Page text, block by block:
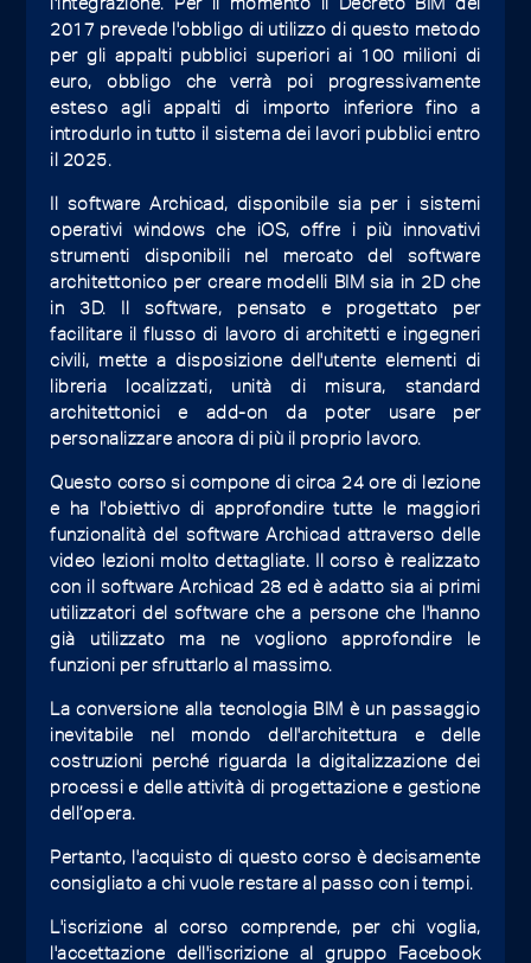
2017 prevede l'obbligo di utilizzo di questo metodo
per gli appalti pubblici superiori ai 100 milioni di
euro, obbligo che verrà poi progressivamente
esteso agli appalti di importo inferiore fino a
introdurlo in tutto il sistema dei lavori pubblici entro
il 2025.
Il software Archicad, disponibile sia per i sistemi
operativi windows che iOS, offre i più innovativi
strumenti disponibili nel mercato del software
architettonico per creare modelli BIM sia in 2D che
in 3D. Il software, pensato e progettato per
facilitare il flusso di lavoro di architetti e ingegneri
civili, mette a disposizione dell'utente elementi di
libreria localizzati, unità di misura, standard
architettonici e add-on da poter usare per
personalizzare ancora di più il proprio lavoro.
Questo corso si compone di circa 24 ore di lezione
e ha l'obiettivo di approfondire tutte le maggiori
funzionalità del software Archicad attraverso delle
video lezioni molto dettagliate. Il corso è realizzato
con il software Archicad 28 ed è adatto sia ai primi
utilizzatori del software che a persone che l'hanno
già utilizzato ma ne vogliono approfondire le
funzioni per sfruttarlo al massimo.
La conversione alla tecnologia BIM è un passaggio
inevitabile nel mondo dell'architettura e delle
costruzioni perché riguarda la digitalizzazione dei
processi e delle attività di progettazione e gestione
dell’opera.
Pertanto, l'acquisto di questo corso è decisamente
consigliato a chi vuole restare al passo con i tempi.
L'iscrizione al corso comprende, per chi voglia,
l'accettazione dell'iscrizione al gruppo Facebook